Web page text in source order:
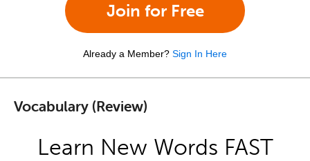
Join for Free
Already a Member? Sign In Here
Vocabulary (Review)
Learn New Words FAST